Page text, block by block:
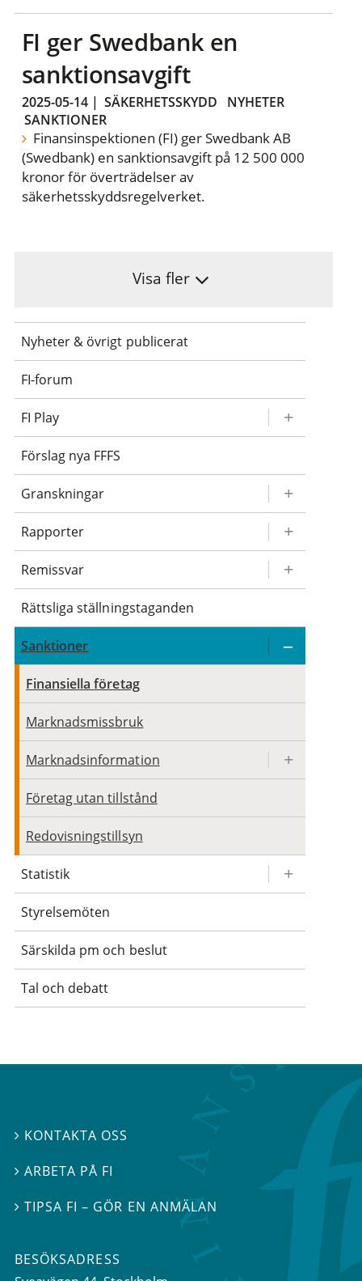
FI ger Swedbank en
sanktionsavgift
2025-05-14| SÄKERHETSSKYDD
NYHETER
SANKTIONER
Finansinspektionen (FI) ger Swedbank AB
(Swedbank) en sanktionsavgift på 12 500 000
kronor för överträdelser av
säkerhetsskyddsregelverket.
Visa fler
Nyheter & övrigt publicerat
FI-forum
FI Play
Förslag nya FFFS
Granskningar
Rapporter
Remissvar
Rättsliga ställningstaganden
Sanktioner
Finansiella företag
Marknadsmissbruk
Marknadsinformation
Företag utan tillstånd
Redovisningstillsyn
Statistik
Styrelsemöten
Särskilda pm och beslut
Tal och debatt
 KONTAKTA OSS
 ARBETA PÅ FI
TIPSA FI – GÖR EN ANMÄLAN
BESÖKSADRESS